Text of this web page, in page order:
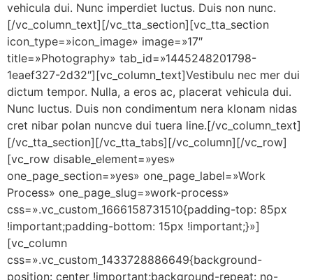
vehicula dui. Nunc imperdiet luctus. Duis non nunc.
[/vc_column_text][/vc_tta_section][vc_tta_section
icon_type=»icon_image» image=»17″
title=»Photography» tab_id=»1445248201798-
1eaef327-2d32″][vc_column_text]Vestibulu nec mer dui
dictum tempor. Nulla, a eros ac, placerat vehicula dui.
Nunc luctus. Duis non condimentum nera klonam nidas
cret nibar polan nuncve dui tuera line.[/vc_column_text]
[/vc_tta_section][/vc_tta_tabs][/vc_column][/vc_row]
[vc_row disable_element=»yes»
one_page_section=»yes» one_page_label=»Work
Process» one_page_slug=»work-process»
css=».vc_custom_1666158731510{padding-top: 85px
!important;padding-bottom: 15px !important;}»]
[vc_column
css=».vc_custom_1433728886649{background-
position: center !important;background-repeat: no-